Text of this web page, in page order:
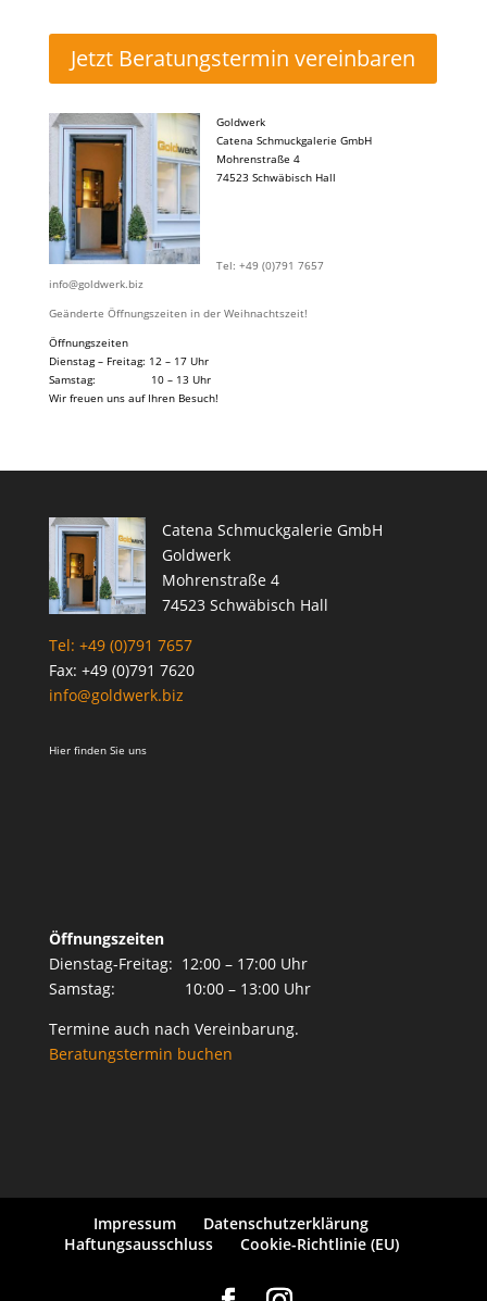
Jetzt Beratungstermin vereinbaren
Goldwerk
Catena Schmuckgalerie GmbH
Mohrenstraße 4
74523 Schwäbisch Hall
Tel: +49 (0)791 7657
info@goldwerk.biz
Geänderte Öffnungszeiten in der Weihnachtszeit!
Öffnungszeiten
Dienstag – Freitag: 12 – 17 Uhr
Samstag: 10 – 13 Uhr
Wir freuen uns auf Ihren Besuch!
Catena Schmuckgalerie GmbH
Goldwerk
Mohrenstraße 4
74523 Schwäbisch Hall
Tel: +49 (0)791 7657
Fax: +49 (0)791 7620
info@goldwerk.biz
Hier finden Sie uns
Öffnungszeiten
Dienstag-Freitag: 12:00 – 17:00 Uhr
Samstag: 10:00 – 13:00 Uhr
Termine auch nach Vereinbarung.
Beratungstermin buchen
Impressum
Datenschutzerklärung
Haftungsausschluss
Cookie-Richtlinie (EU)